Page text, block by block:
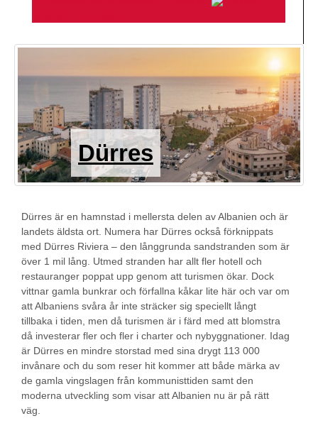
Dürres
Dürres är en hamnstad i mellersta delen av Albanien och är
landets äldsta ort. Numera har Dürres också förknippats
med Dürres Riviera – den långgrunda sandstranden som är
över 1 mil lång. Utmed stranden har allt fler hotell och
restauranger poppat upp genom att turismen ökar. Dock
vittnar gamla bunkrar och förfallna kåkar lite här och var om
att Albaniens svåra år inte sträcker sig speciellt långt
tillbaka i tiden, men då turismen är i färd med att blomstra
då investerar fler och fler i charter och nybyggnationer. Idag
är Dürres en mindre storstad med sina drygt 113 000
invånare och du som reser hit kommer att både märka av
de gamla vingslagen från kommunisttiden samt den
moderna utveckling som visar att Albanien nu är på rätt
väg.